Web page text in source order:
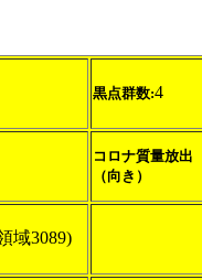
黒点群数:4
コロナ質量放出
（向き）
域3089)